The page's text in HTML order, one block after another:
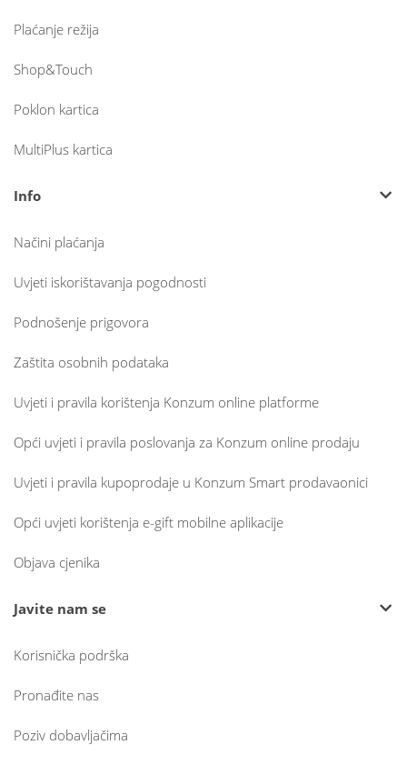
Plaćanje režija
Shop&Touch
Poklon kartica
MultiPlus kartica
Info
Načini plaćanja
Uvjeti iskorištavanja pogodnosti
Podnošenje prigovora
Zaštita osobnih podataka
Uvjeti i pravila korištenja Konzum online platforme
Opći uvjeti i pravila poslovanja za Konzum online prodaju
Uvjeti i pravila kupoprodaje u Konzum Smart prodavaonici
Opći uvjeti korištenja e-gift mobilne aplikacije
Objava cjenika
Javite nam se
Korisnička podrška
Pronađite nas
Poziv dobavljačima